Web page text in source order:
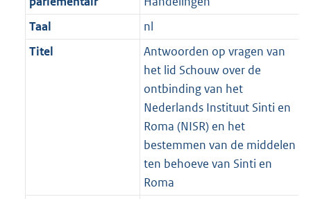
Taal
nl
Titel
Antwoorden op vragen van
het lid Schouw over de
ontbinding van het
Nederlands Instituut Sinti en
Roma (NISR) en het
bestemmen van de middelen
ten behoeve van Sinti en
Roma